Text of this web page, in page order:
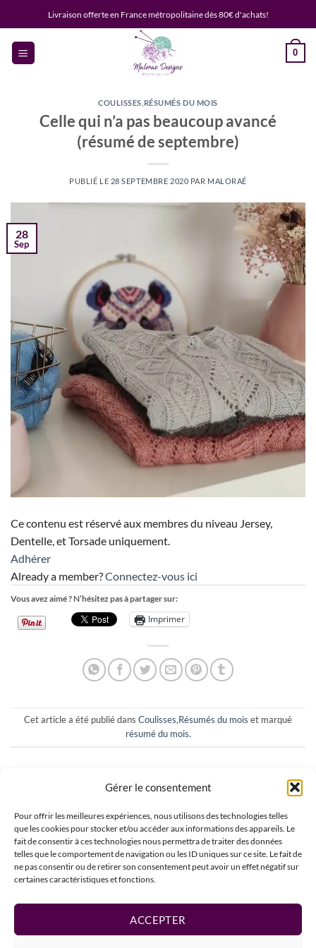
Gérer le consentement
Pour offrir les meilleures expériences, nous utilisons des technologies telles
que les cookies pour stocker et/ou accéder aux informations des appareils. Le
fait de consentir à ces technologies nous permettra de traiter des données
telles que le comportement de navigation ou les ID uniques sur ce site. Le fait de
ne pas consentir ou de retirer son consentement peut avoir un effet négatif sur
certaines caractéristiques et fonctions.
ACCEPTER
au
contenu
Livraison offerte en France métropolitaine dès 80€ d'achats!
0
COULISSES RÉSUMÉS DU MOIS
Celle qui n’a pas beaucoup avancé
(résumé de septembre)
PUBLIÉ LE 28 SEPTEMBRE 2020 PAR MALORAÉ
28
Sep
Ce contenu est réservé aux membres du niveau Jersey,
Dentelle, et Torsade uniquement.
Adhérer
Already a member?Connectez-vous ici
Vous avez aimé ? N’hésitez pas à partager sur:
Imprimer
Cet article a été publié dans Coulisses,Résumés du mois et marqué
résumé du mois.
MALORAÉ
Tricot, cuisine et salon (vlog de
Albizia, mon gilet délicat